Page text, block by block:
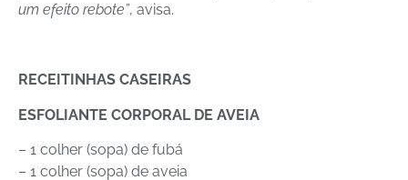
um efeito rebote”, avisa.
RECEITINHAS CASEIRAS
ESFOLIANTE CORPORAL DE AVEIA
– 1 colher (sopa) de fubá
– 1 colher (sopa) de aveia